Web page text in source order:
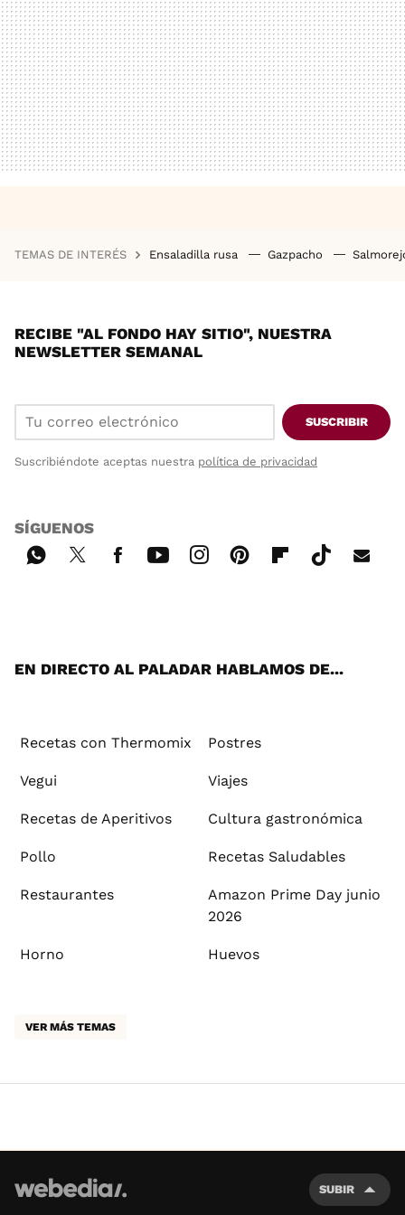
TEMAS DE INTERÉS Ensaladilla rusa Gazpacho
RECIBE "AL FONDO HAY SITIO", NUESTRA
NEWSLETTER SEMANAL
SUSCRIBIR
Suscribiéndote aceptas nuestra política de privacidad
SÍGUENOS
EN DIRECTO AL PALADAR HABLAMOS DE...
Recetas con Thermomix Postres
Vegui Viajes
Recetas de Aperitivos Cultura gastronómica
Pollo Recetas Saludables
Restaurantes
Amazon Prime Day junio
2026
Horno Huevos
VER MÁS TEMAS
SUBIR